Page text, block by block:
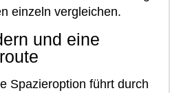
einzeln vergleichen.
und eine
Spazieroption führt durch